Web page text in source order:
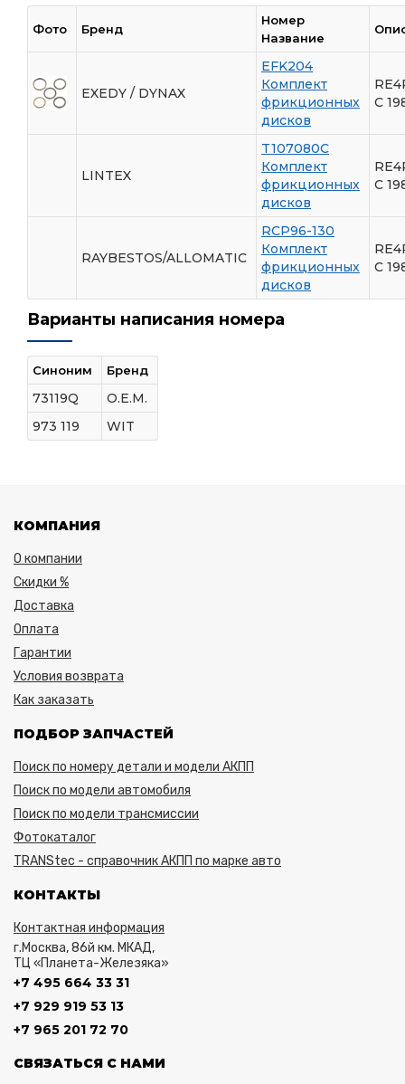
Фото Бренд
Номер
Название
EXEDY / DYNAX
EFK204
Комплект
фрикционных
дисков
C
LINTEX
T107080C
Комплект
фрикционных
дисков
C
RAYBESTOS/ALLOMATIC
RCP96-130
Комплект
фрикционных
дисков
C
Варианты написания номера
Синоним Бренд
73119Q
O.E.M.
973 119
WIT
КОМПАНИЯ
О компании
Скидки %
Доставка
Оплата
Гарантии
Условия возврата
Как заказать
ПОДБОР ЗАПЧАСТЕЙ
Поиск по номеру детали и модели АКПП
Поиск по модели автомобиля
Поиск по модели трансмиссии
Фотокаталог
TRANStec - справочник АКПП по марке авто
КОНТАКТЫ
Контактная информация
г.Москва, 86й км. МКАД,
ТЦ «Планета-Железяка»
+7 495 664 33 31
+7 929 919 53 13
+7 965 201 72 70
СВЯЗАТЬСЯ С НАМИ